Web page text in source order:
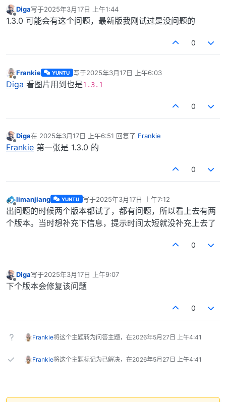
离线
Diga写于2025年3月17日 上午1:44
最后由 编辑
1.3.0 可能会有这个问题，最新版我刚试过是没问题的
0
离线
Frankie YUNTU 写于2025年3月17日 上午6:03
最后由 编辑
Diga 看图片用到也是1.3.1
0
离线
Diga在 2025年3月17日 上午6:51 回复了 Frankie
最后由 编辑
Frankie 第一张是 1.3.0 的
0
离线
limanjiang YUNTU 写于2025年3月17日 上午7:12
最后由 编辑
出问题的时候两个版本都试了，都有问题，所以看上去有两
个版本。当时想补充下信息，提示时间太短就没补充上去了
0
离线
Diga写于2025年3月17日 上午9:07
最后由 编辑
下个版本会修复该问题
0
Frankie将这个主题转为问答主题，在2026年5月27日 上午4:41
Frankie将这个主题标记为已解决，在2026年5月27日 上午4:41